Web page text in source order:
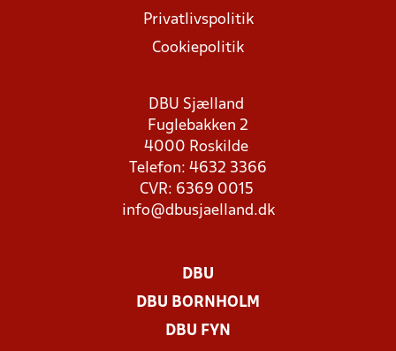
Privatlivspolitik
Cookiepolitik
DBU Sjælland
Fuglebakken 2
4000 Roskilde
Telefon: 4632 3366
CVR: 6369 0015
info@dbusjaelland.dk
DBU
DBU BORNHOLM
DBU FYN